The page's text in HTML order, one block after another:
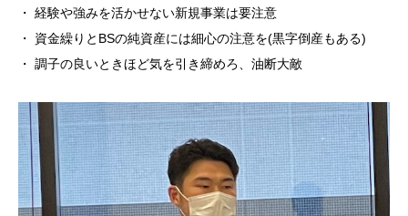
・ 経験や強みを活かせない新規事業は要注意
・ 資金繰りとBSの純資産には細心の注意を(黒字倒産もある)
・ 調子の良いときほど気を引き締めろ、油断大敵